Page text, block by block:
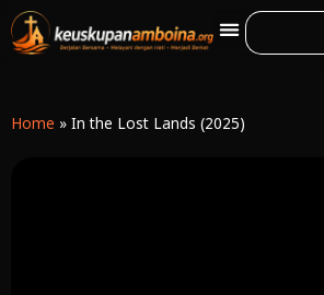
Home » In the Lost Lands (2025)